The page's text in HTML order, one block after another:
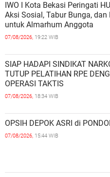
IWO I Kota Bekasi Peringati
Aksi Sosial, Tabur Bunga, dan
untuk Almarhum Anggota
07/08/2026, 19:22 WIB
SIAP HADAPI SINDIKAT
TUTUP PELATIHAN RPE
OPERASI TAKTIS
07/08/2026, 18:34 WIB
OPSIH DEPOK ASRI di
07/08/2026, 15:44 WIB